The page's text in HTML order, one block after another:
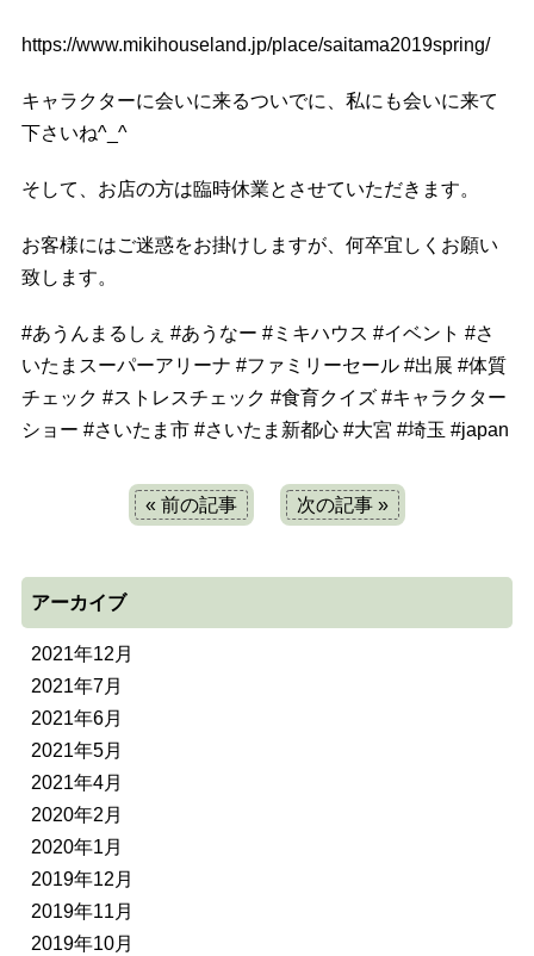
https://www.mikihouseland.jp/place/saitama2019spring/
キャラクターに会いに来るついでに、私にも会いに来て
下さいね^_^
そして、お店の方は臨時休業とさせていただきます。
お客様にはご迷惑をお掛けしますが、何卒宜しくお願い
致します。
#あうんまるしぇ #あうなー # ミキハウス #イベント #さ
いたまスーパーアリーナ #ファミリーセール #出展 #体質
チェック #ストレスチェック #食育クイズ #キャラクター
ショー #さいたま市 #さいたま新都心 #大宮 #埼玉 #japan
« 前の記事 次の記事 »
アーカイブ
2021年12月
2021年7月
2021年6月
2021年5月
2021年4月
2020年2月
2020年1月
2019年12月
2019年11月
2019年10月